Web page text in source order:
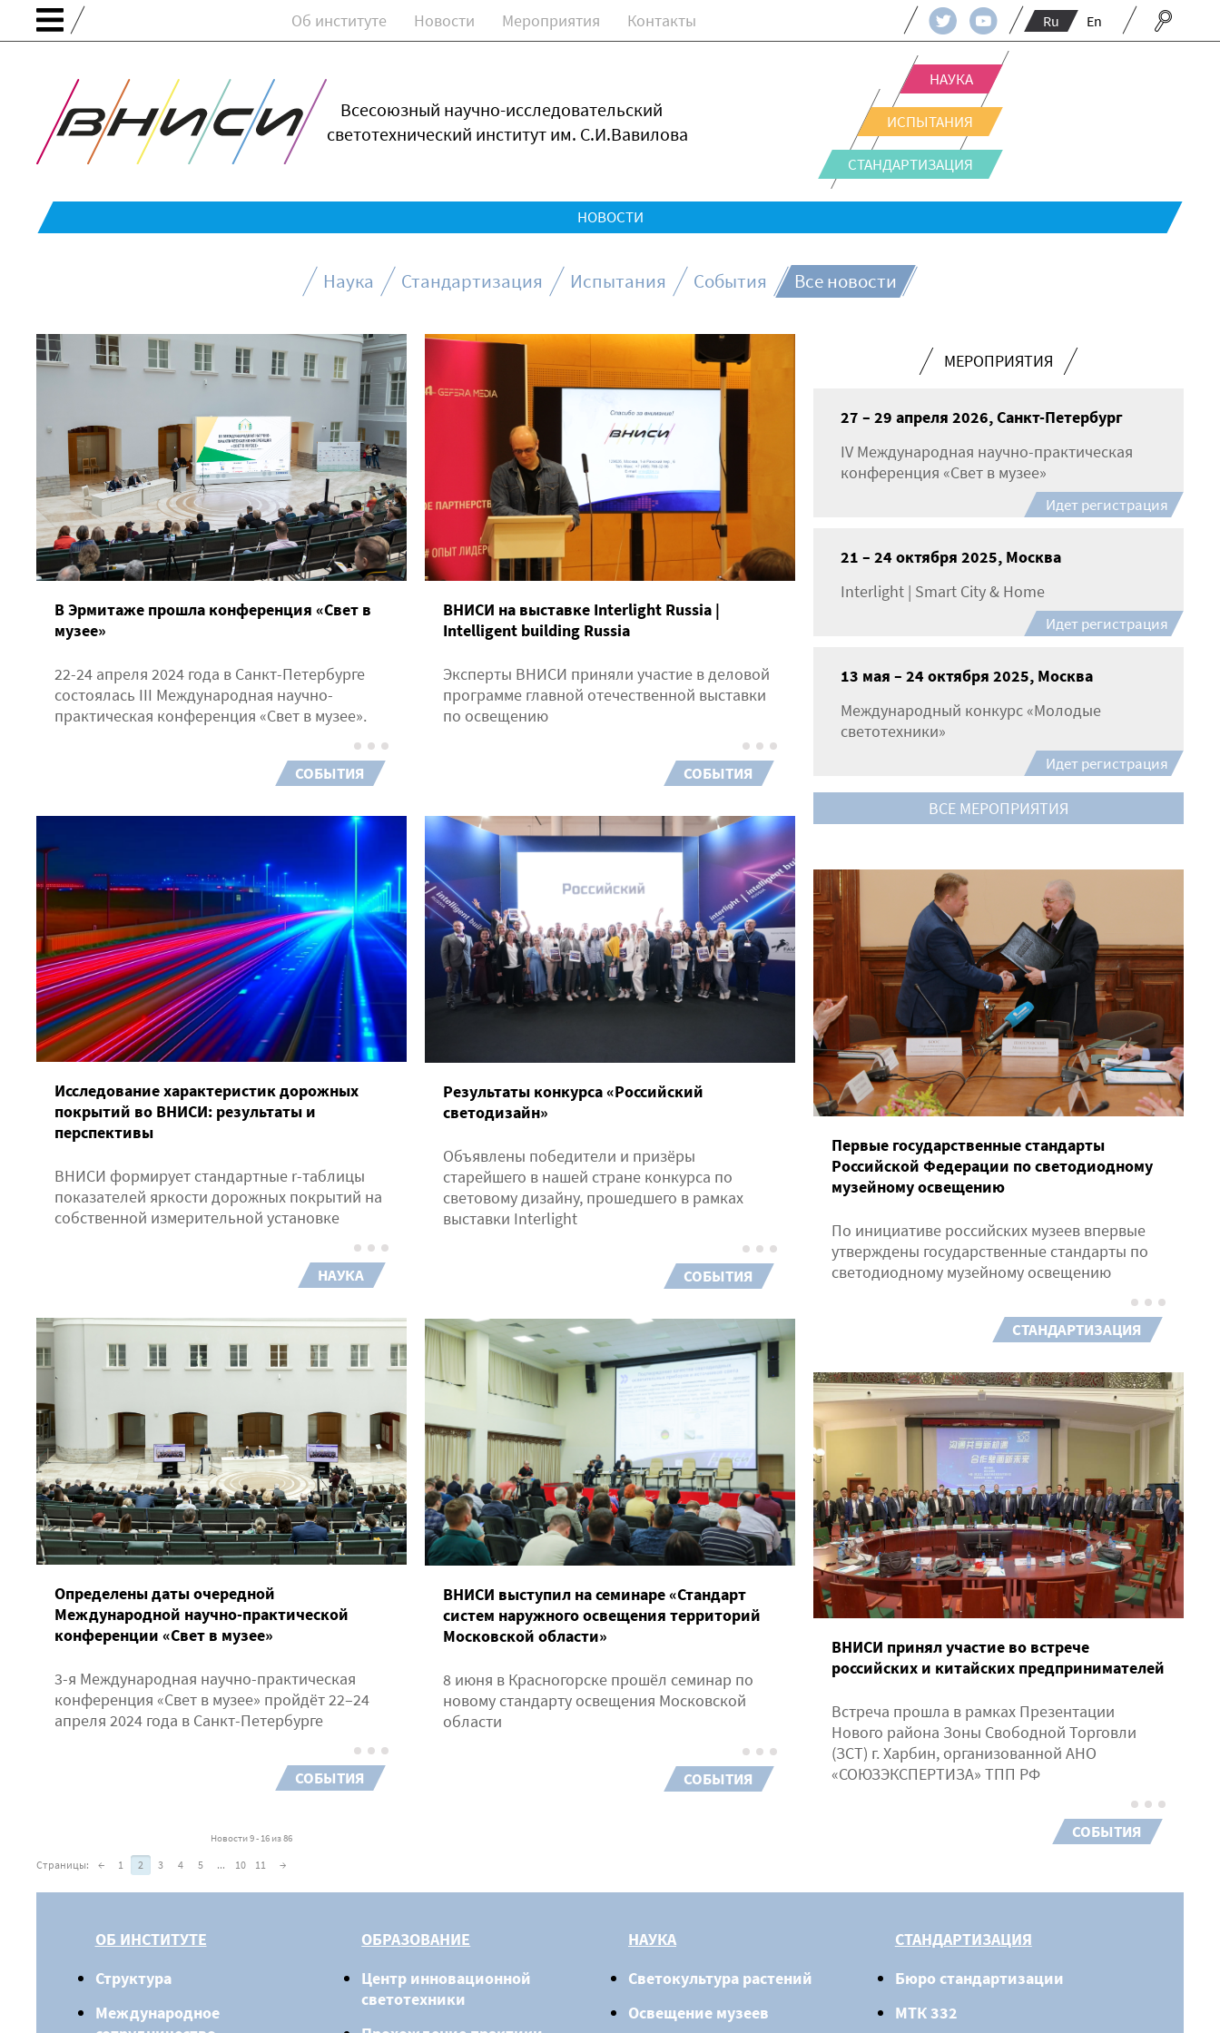
Об институте Новости Мероприятия Контакты Ru En
Всесоюзный научно-исследовательский
светотехнический институт им. С.И.Вавилова
НАУКА
ИСПЫТАНИЯ
СТАНДАРТИЗАЦИЯ
НОВОСТИ
Наука Стандартизация Испытания События Все новости
В Эрмитаже прошла конференция «Свет в
музее»
22-24 апреля 2024 года в Санкт-Петербурге
состоялась III Международная научно-
практическая конференция «Свет в музее».
СОБЫТИЯ
ВНИСИ на выставке Interlight Russia |
Intelligent building Russia
Эксперты ВНИСИ приняли участие в деловой
программе главной отечественной выставки
по освещению
СОБЫТИЯ
Результаты конкурса «Российский
светодизайн»
Объявлены победители и призёры
старейшего в нашей стране конкурса по
световому дизайну, прошедшего в рамках
выставки Interlight
СОБЫТИЯ
Исследование характеристик дорожных
покрытий во ВНИСИ: результаты и
перспективы
ВНИСИ формирует стандартные r-таблицы
показателей яркости дорожных покрытий на
собственной измерительной установке
НАУКА
Первые государственные стандарты
Российской Федерации по светодиодному
музейному освещению
По инициативе российских музеев впервые
утверждены государственные стандарты по
светодиодному музейному освещению
СТАНДАРТИЗАЦИЯ
Определены даты очередной
Международной научно-практической
конференции «Свет в музее»
3-я Международная научно-практическая
конференция «Свет в музее» пройдёт 22–24
апреля 2024 года в Санкт-Петербурге
СОБЫТИЯ
ВНИСИ выступил на семинаре «Стандарт
систем наружного освещения территорий
Московской области»
8 июня в Красногорске прошёл семинар по
новому стандарту освещения Московской
области
СОБЫТИЯ
ВНИСИ принял участие во встрече
российских и китайских предпринимателей
Встреча прошла в рамках Презентации
Нового района Зоны Свободной Торговли
(ЗСТ) г. Харбин, организованной АНО
«СОЮЗЭКСПЕРТИЗА» ТПП РФ
СОБЫТИЯ
Новости 9 - 16 из 86
Страницы: ← 1 2 3 4 5 ... 10 11 →
МЕРОПРИЯТИЯ
27 – 29 апреля 2026, Санкт-Петербург
IV Международная научно-практическая
конференция «Свет в музее»
Идет регистрация
21 – 24 октября 2025, Москва
Interlight | Smart City & Home
Идет регистрация
13 мая – 24 октября 2025, Москва
Международный конкурс «Молодые
светотехники»
Идет регистрация
ВСЕ МЕРОПРИЯТИЯ
ОБ ИНСТИТУТЕ
Структура
Международное
ОБРАЗОВАНИЕ
Центр инновационной
светотехники
НАУКА
Светокультура растений
Освещение музеев
СТАНДАРТИЗАЦИЯ
Бюро стандартизации
МТК 332